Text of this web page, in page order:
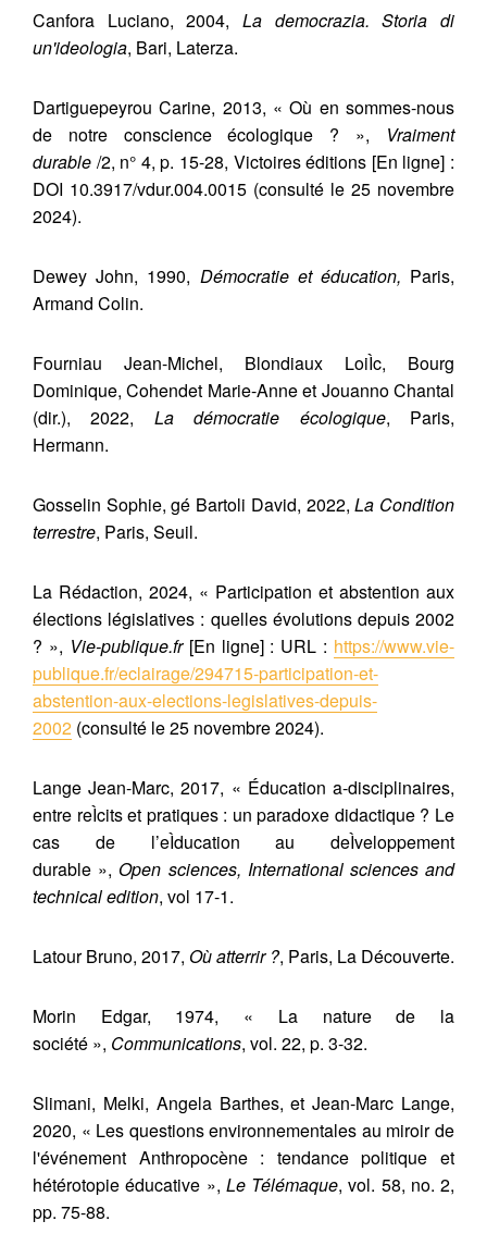
Canfora Luciano, 2004, La democrazia. Storia di
un'ideologia, Bari, Laterza.
Dartiguepeyrou Carine, 2013, « Où en sommes-nous
de notre conscience écologique ? », Vraiment
durable /2, n° 4, p. 15-28, Victoires éditions [En ligne] :
DOI 10.3917/vdur.004.0015 (consulté le 25 novembre
2024).
Dewey John, 1990, Démocratie et éducation, Paris,
Armand Colin.
Fourniau Jean-Michel, Blondiaux LoiÌc, Bourg
Dominique, Cohendet Marie-Anne et Jouanno Chantal
(dir.), 2022, La démocratie écologique, Paris,
Hermann.
Gosselin Sophie, gé Bartoli David, 2022,La Condition
terrestre, Paris, Seuil.
La Rédaction, 2024, « Participation et abstention aux
élections législatives : quelles évolutions depuis 2002
? », Vie-publique.fr[En ligne] : URL : https://www.vie-
publique.fr/eclairage/294715-participation-et-
abstention-aux-elections-legislatives-depuis-
2002 (consulté le 25 novembre 2024).
Lange Jean-Marc, 2017, « Éducation a-disciplinaires,
entre reÌcits et pratiques : un paradoxe didactique ? Le
cas de l’eÌducation au deÌveloppement
durable »,Open sciences, International sciences and
technical edition, vol 17-1.
Latour Bruno, 2017, Où atterrir ?, Paris, La Découverte.
Morin Edgar, 1974, « La nature de la
société », Communications, vol. 22, p. 3-32.
Slimani, Melki, Angela Barthes, et Jean-Marc Lange,
2020, « Les questions environnementales au miroir de
l'événement Anthropocène : tendance politique et
hétérotopie éducative », Le Télémaque, vol. 58, no. 2,
pp. 75-88.